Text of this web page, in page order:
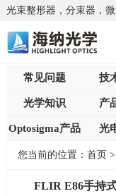
光束整形器，分束器，
太阳能模拟器，显微镜
晶体
常见问题 技
光学知识 产
Optosigma产品 光
您当前的位置： 首页 >
FLIR E86手持